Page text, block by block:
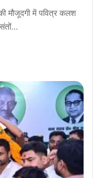
मौजूदगी में पवित्र कलश